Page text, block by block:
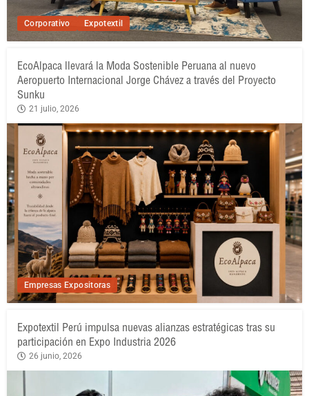
Corporativo Expotextil
Empresas Expositoras
EcoAlpaca llevará la Moda Sostenible Peruana al nuevo
Aeropuerto Internacional Jorge Chávez a través del Proyecto
Sunku
21 julio, 2026
Expotextil Perú impulsa nuevas alianzas estratégicas tras su
participación en Expo Industria 2026
26 junio, 2026